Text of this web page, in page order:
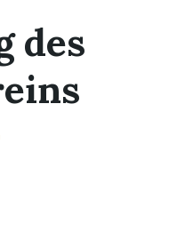
des